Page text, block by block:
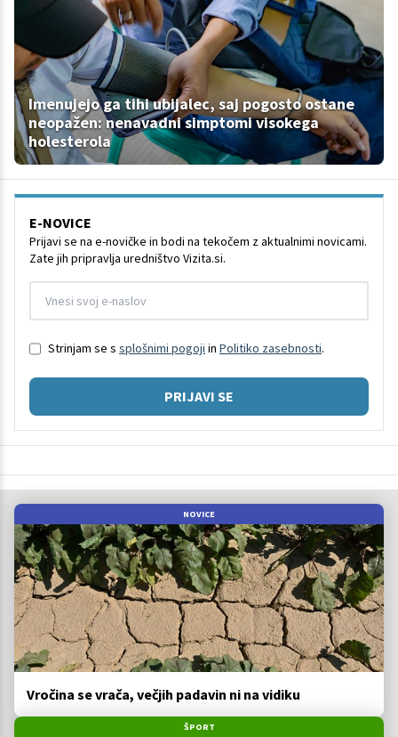
Imenujejo ga tihi ubijalec, saj pogosto ostane
neopažen: nenavadni simptomi visokega
holesterola
E-NOVICE
Prijavi se na e-novičke in bodi na tekočem z aktualnimi novicami.
Zate jih pripravlja uredništvo Vizita.si.
Strinjam se s splošnimi pogoji in Politiko zasebnosti.
PRIJAVI SE
NOVICE
Vročina se vrača, večjih padavin ni na vidiku
ŠPORT